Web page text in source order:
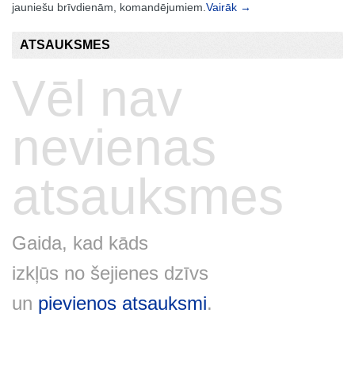
jauniešu brīvdienām, komandējumiem. Vairāk →
ATSAUKSMES
Vēl nav
nevienas
atsauksmes
Gaida, kad kāds
izkļūs no šejienes dzīvs
un pievienos atsauksmi.